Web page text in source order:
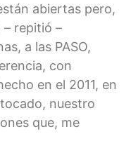
abiertas pero,
repitió –
a las PASO,
con
en el 2011, en
nuestro
que, me